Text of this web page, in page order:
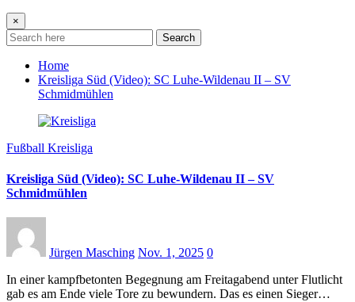
×
Search
Home
Kreisliga Süd (Video): SC Luhe-Wildenau II – SV
Schmidmühlen
Fußball Kreisliga
Kreisliga Süd (Video): SC Luhe-Wildenau II – SV
Schmidmühlen
Jürgen Masching Nov. 1, 2025 0
In einer kampfbetonten Begegnung am Freitagabend unter Flutlicht
gab es am Ende viele Tore zu bewundern. Das es einen Sieger…